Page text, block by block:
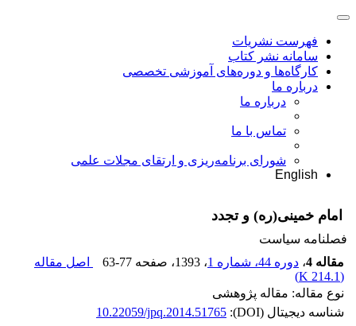
فهرست نشریات
سامانه نشر کتاب
کارگاه‌ها و دوره‌های آموزشی تخصصی
درباره ما
درباره ما
تماس با ما
شورای برنامه‌ریزی و ارتقای مجلات علمی
English
امام خمینی(ره) و تجدد
فصلنامه سیاست
مقاله 4
، دوره 44، شماره 1 ، 1393 ، صفحه 63-77
اصل مقاله
(
214.1 K
)
نوع مقاله: مقاله پژوهشی
شناسه دیجیتال (DOI):
10.22059/jpq.2014.51765